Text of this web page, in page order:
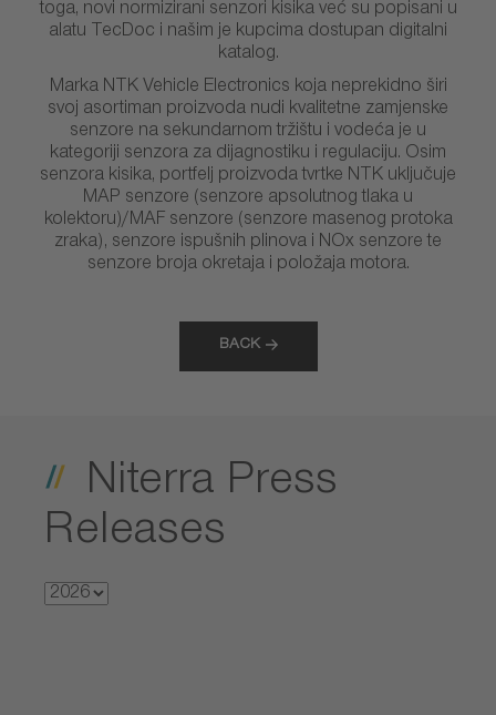
toga, novi normizirani senzori kisika već su popisani u
alatu TecDoc i našim je kupcima dostupan digitalni
katalog.
Marka NTK Vehicle Electronics koja neprekidno širi
svoj asortiman proizvoda nudi kvalitetne zamjenske
senzore na sekundarnom tržištu i vodeća je u
kategoriji senzora za dijagnostiku i regulaciju. Osim
senzora kisika, portfelj proizvoda tvrtke NTK uključuje
MAP senzore (senzore apsolutnog tlaka u
kolektoru)/MAF senzore (senzore masenog protoka
zraka), senzore ispušnih plinova i NOx senzore te
senzore broja okretaja i položaja motora.
BACK
Niterra Press
Releases